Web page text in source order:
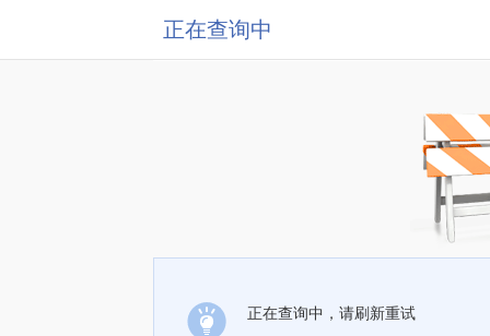
正在查询中
正在查询中，请刷新重试